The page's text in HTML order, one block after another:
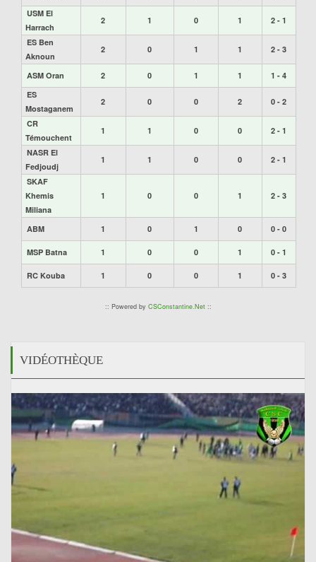
USM El
Harrach
2 1 0 1 2 - 1
ES Ben
Aknoun
2 0 1 1 2 - 3
ASM Oran 2 0 1 1
1 - 4
ES
Mostaganem
2 0 0 2 0 - 2
CR
Témouchent
1 1 0 0 2 - 1
NASR El
Fedjoudj
1 1 0 0 2 - 1
SKAF
Khemis
Miliana
1 0 0 1 2 - 3
ABM 1 0 1 0 0 - 0
MSP Batna 1 0 0 1 0 - 1
RC Kouba 1 0 0 1 0 - 3
:: Powered by CSConstantine.Net::
VIDÉOTHÈQUE